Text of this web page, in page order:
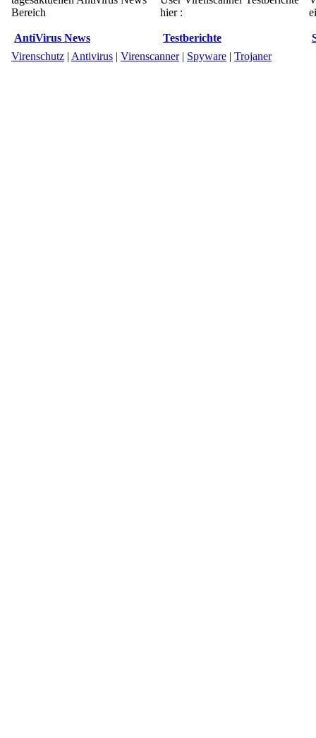
Bereich
AntiVirus News
hier :
Testberichte
Virenschutz | Antivirus | Virenscanner| Spyware | Trojaner